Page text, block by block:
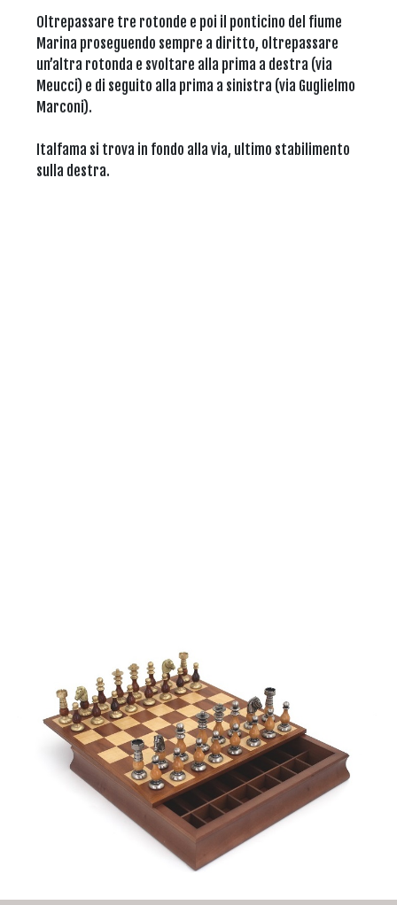
Oltrepassare tre rotonde e poi il ponticino del fiume
Marina proseguendo sempre a diritto, oltrepassare
un’altra rotonda e svoltare alla prima a destra (via
Meucci) e di seguito alla prima a sinistra (via Guglielmo
Marconi).
Italfama si trova in fondo alla via, ultimo stabilimento
sulla destra.